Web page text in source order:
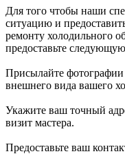
Для того чтобы наши
ситуацию и
ремонту холодильного
предоставьте
Присылайте
внешнего вида вашего
Укажите ваш точный
визит мастера.
Предоставьте ваш